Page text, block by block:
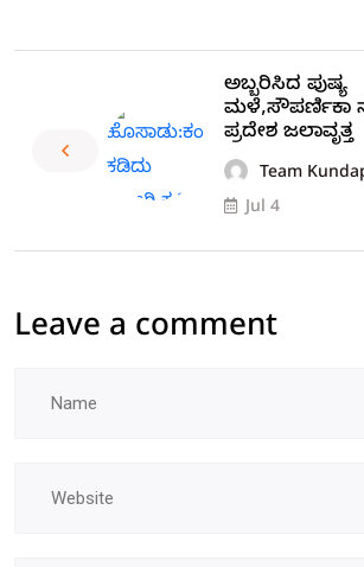
ಅಬ್ಬರಿಸಿದ ಪುಷ್ಯ
ಮಳೆ,ಸೌಪರ್ಣಿಕಾ
ಪ್ರದೇಶ ಜಲಾವೃತ್ತ
Team
Jul 4
Leave a comment